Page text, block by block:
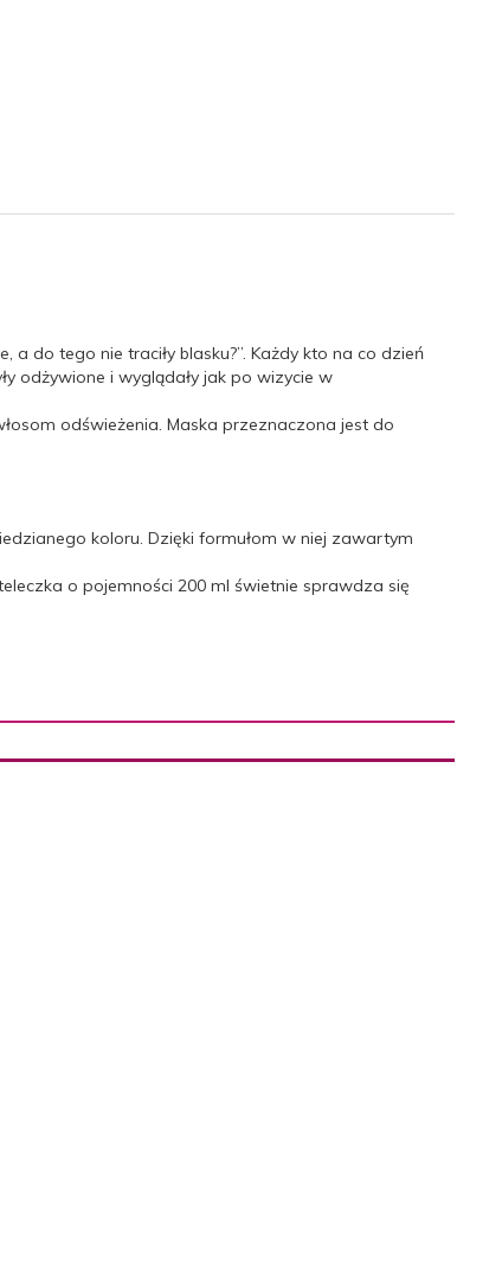
a do tego nie traciły blasku?”. Każdy kto na co dzień
odżywione i wyglądały jak po wizycie w
odświeżenia. Maska przeznaczona jest do
koloru. Dzięki formułom w niej zawartym
o pojemności 200 ml świetnie sprawdza się